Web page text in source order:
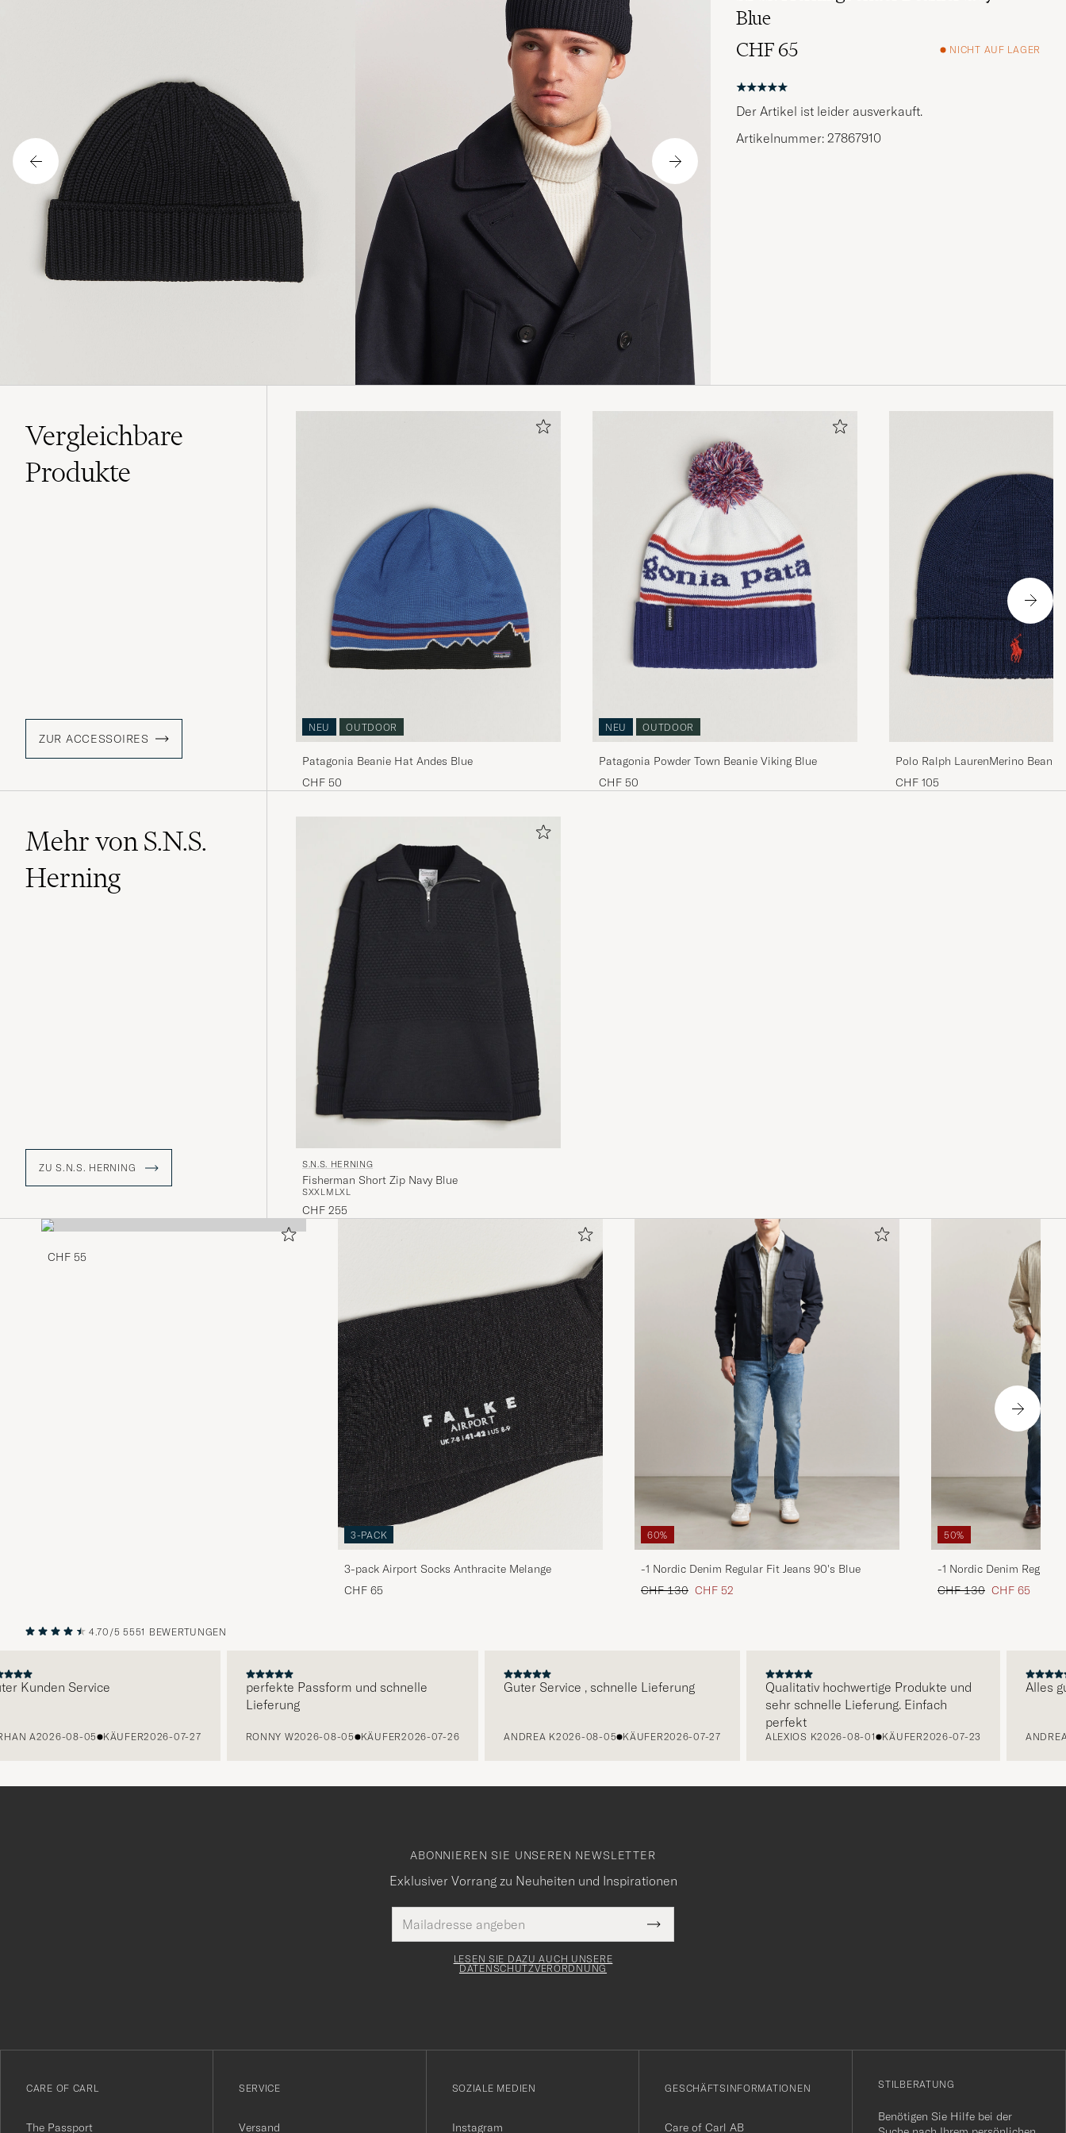
Blue
CHF 65
NICHT AUF LAGER
Der Artikel ist leider ausverkauft.
Artikelnummer: 27867910
Vergleichbare
Produkte
ZUR ACCESSOIRES
NEU OUTDOOR
Patagonia Beanie Hat Andes Blue
CHF 50
NEU OUTDOOR
Patagonia Powder Town Beanie Viking Blue
CHF 50
Polo Ralph LaurenMerino
CHF 105
Mehr von S.N.S.
Herning
ZU S.N.S. HERNING S.N.S. HERNING
Fisherman Short Zip Navy Blue
SXXL M LXL
CHF 255
CHF 55
3-PACK
3-pack Airport Socks Anthracite Melange
CHF 65
60%
-1 Nordic Denim Regular Fit Jeans 90's Blue
Regulärer Preis
CHF 130 Reduzierter Preis
CHF 52
50%
-1 Nordic Denim Regular
Regulärer Preis
CHF 130 Reduzierter
CHF 65
VORHERIGE
4.70/5 5551 BEWERTUNGEN
Kunden Service
A2026-08-05 KÄUFER2026-07-27
perfekte Passform und schnelle
Lieferung
RONNY W2026-08-05 KÄUFER2026-07-26
Guter Service , schnelle Lieferung
ANDREA K2026-08-05 KÄUFER2026-07-27
Qualitativ hochwertige Produkte und
sehr schnelle Lieferung. Einfach
perfekt
ALEXIOS K2026-08-01 KÄUFER2026-07-23
Alles
ANDREAS
ABONNIEREN SIE UNSEREN NEWSLETTER
Exklusiver Vorrang zu Neuheiten und Inspirationen
Mail
Adresse
Pflichtfeld
Submit
Newsletter
till
nyhetsbrev!
LESEN SIE DAZU AUCH UNSERE
DATENSCHUTZVERORDNUNG
CARE OF CARL
The Passport
SERVICE
Versand
SOZIALE MEDIEN
Instagram
GESCHÄFTSINFORMATIONEN
Care of Carl AB
STILBERATUNG
Benötigen Sie Hilfe bei der